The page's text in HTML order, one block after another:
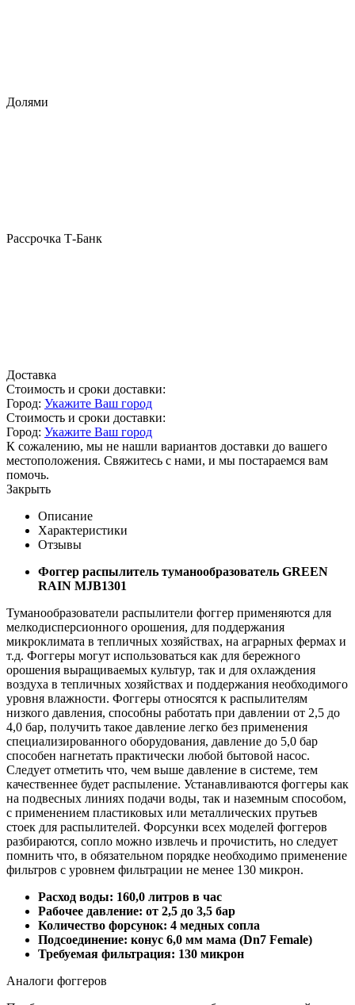
Долями
Рассрочка Т-Банк
Доставка
Стоимость и сроки доставки:
Город: Укажите Ваш город
Стоимость и сроки доставки:
Город: Укажите Ваш город
К сожалению, мы не нашли вариантов доставки до вашего
местоположения. Свяжитесь с нами, и мы постараемся вам
помочь.
Закрыть
Описание
Характеристики
Отзывы
Фоггер распылитель туманообразователь GREEN
RAIN MJB1301
Туманообразователи распылители фоггер применяются для
мелкодисперсионного орошения, для поддержания
микроклимата в тепличных хозяйствах, на аграрных фермах и
т.д. Фоггеры могут использоваться как для бережного
орошения выращиваемых культур, так и для охлаждения
воздуха в тепличных хозяйствах и поддержания необходимого
уровня влажности. Фоггеры относятся к распылителям
низкого давления, способны работать при давлении от 2,5 до
4,0 бар, получить такое давление легко без применения
специализированного оборудования, давление до 5,0 бар
способен нагнетать практически любой бытовой насос.
Следует отметить что, чем выше давление в системе, тем
качественнее будет распыление. Устанавливаются фоггеры как
на подвесных линиях подачи воды, так и наземным способом,
с применением пластиковых или металлических прутьев
стоек для распылителей. Форсунки всех моделей фоггеров
разбираются, сопло можно извлечь и прочистить, но следует
помнить что, в обязательном порядке необходимо применение
фильтров с уровнем фильтрации не менее 130 микрон.
Расход воды: 160,0 литров в час
Рабочее давление: от 2,5 до 3,5 бар
Количество форсунок: 4 медных сопла
Подсоединение: конус 6,0 мм мама (Dn7 Female)
Требуемая фильтрация: 130 микрон
Аналоги фоггеров